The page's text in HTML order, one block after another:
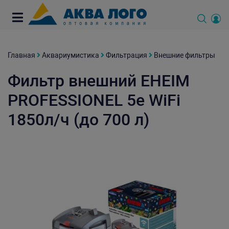
Главная Аквариумистика Фильтрация Внешние фильтры
Фильтр внешний EHEIM
PROFESSIONEL 5e WiFi
1850л/ч (до 700 л)